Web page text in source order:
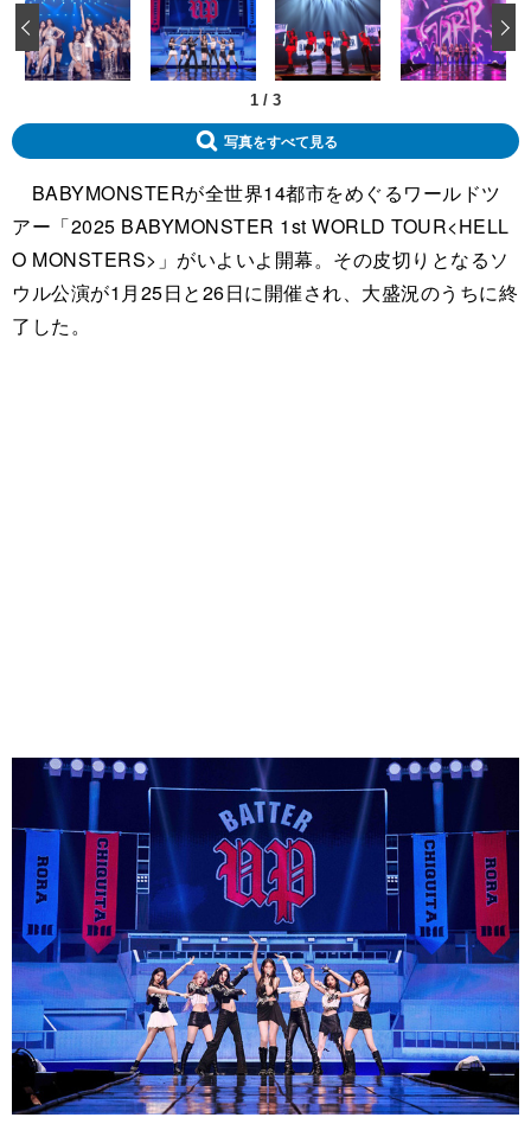
1 / 3
‹
写真をすべて見る
BABYMONSTERが全世界14都市をめぐるワールドツ
アー「2025 BABYMONSTER 1st WORLD TOUR<HELL
O MONSTERS>」がいよいよ開幕。その皮切りとなるソ
ウル公演が1月25日と26日に開催され、大盛況のうちに終
了した。